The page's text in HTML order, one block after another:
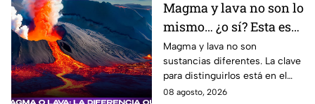
Magma y lava no son lo
mismo… ¿o sí? Esta es
la explicación
Magma y lava no son
sustancias diferentes. La clave
para distinguirlos está en el
lugar donde se encuentra el
08 agosto, 2026